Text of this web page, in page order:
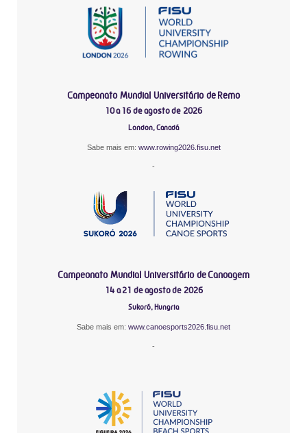
Campeonato Mundial Universitário de Remo
10 a 16 de agosto de 2026
London, Canadá
Sabe mais em: www.rowing2026.fisu.net
-
Campeonato Mundial Universitário de Canoagem
14 a 21 de agosto de 2026
Sukoró, Hungria
Sabe mais em: www.canoesports2026.fisu.net
-